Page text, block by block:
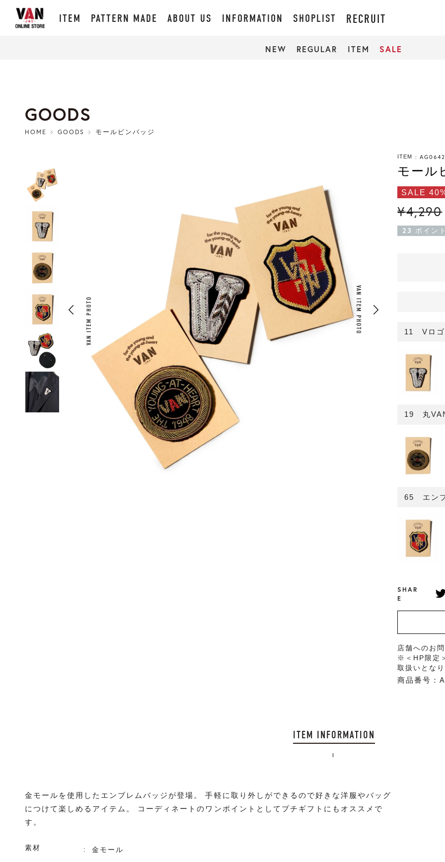
ITEM PATTERN MADE ABOUT US INFORMATION SHOPLIST RECRUIT
NEW REGULAR ITEM SALE
GOODS
HOME GOODS モールピンバッジ
VAN ITEM PHOTO
VAN ITEM PHOTO
ITEM
モール
SALE
¥4,290
23 ポイン
11 Vロゴ
19 丸
65 エン
SHAR
E
店舗へのお
※＜HP限定
取扱いとなり
商品番号：
ITEM INFORMATION
金モールを使用したエンブレムバッジが登場。 手軽に取り外しができるので好きな洋服やバッグ
につけて楽しめるアイテム。 コーディネートのワンポイントとしてプチギフトにもオススメで
す。
素材 金モール